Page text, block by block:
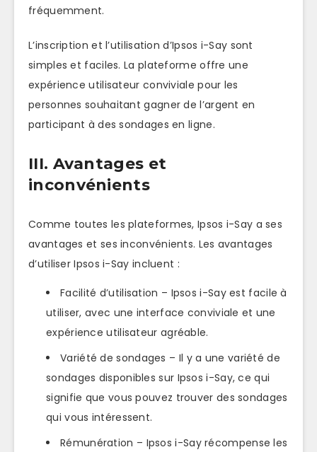
fréquemment.
L’inscription et l’utilisation d’Ipsos i-Say sont
simples et faciles. La plateforme offre une
expérience utilisateur conviviale pour les
personnes souhaitant gagner de l’argent en
participant à des sondages en ligne.
III. Avantages et
inconvénients
Comme toutes les plateformes, Ipsos i-Say a ses
avantages et ses inconvénients. Les avantages
d’utiliser Ipsos i-Say incluent :
Facilité d’utilisation – Ipsos i-Say est facile à
utiliser, avec une interface conviviale et une
expérience utilisateur agréable.
Variété de sondages – Il y a une variété de
sondages disponibles sur Ipsos i-Say, ce qui
signifie que vous pouvez trouver des sondages
qui vous intéressent.
Rémunération – Ipsos i-Say récompense les